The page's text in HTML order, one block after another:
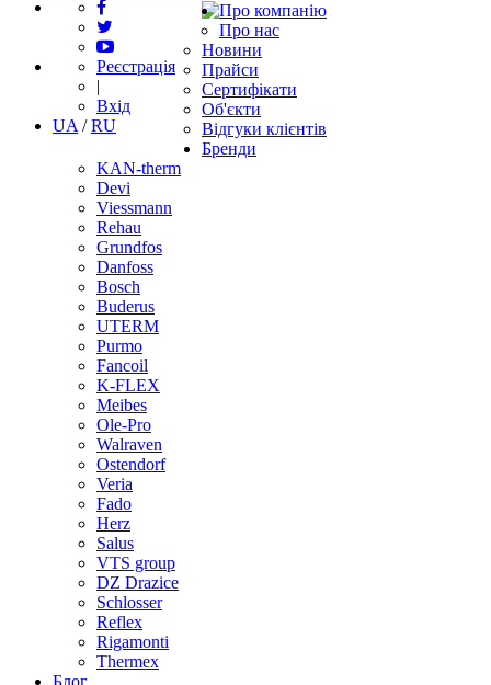
Реєстрація
|
Вхід
UA /RU
Про компанію
Про нас
Новини
Прайси
Сертифікати
Об'єкти
Відгуки клієнтів
Бренди
KAN-therm
Devi
Viessmann
Rehau
Grundfos
Danfoss
Bosch
Buderus
UTERM
Purmo
Fancoil
K-FLEX
Meibes
Ole-Pro
Walraven
Ostendorf
Veria
Fado
Herz
Salus
VTS group
DZ Drazice
Schlosser
Reflex
Rigamonti
Thermex
Блог